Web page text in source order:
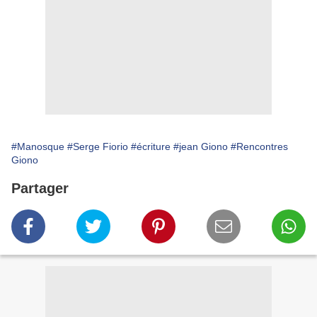
#Manosque #Serge Fiorio #écriture #jean Giono #Rencontres
Giono
Partager